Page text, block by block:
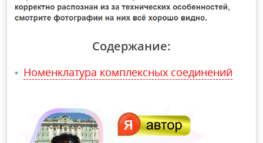
Содержание:
Номенклатура комплексных соединений